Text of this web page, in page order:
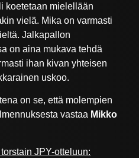
koetetaan mielellään
vielä. Mika on varmasti
Jalkapallon
on aina mukava tehdä
ihan kivan yhteisen
uskoo.
on se, että molempien
vastaa Mikko
JPY-otteluun: